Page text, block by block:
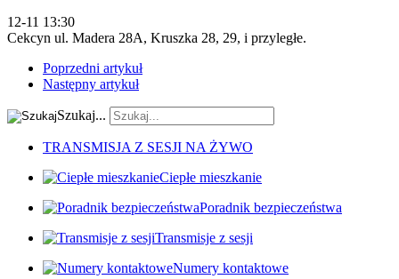
12-11 13:30
Cekcyn ul. Madera 28A, Kruszka 28, 29, i przyległe.
Poprzedni artykuł
Następny artykuł
Szukaj...
TRANSMISJA Z SESJI NA ŻYWO
Ciepłe mieszkanie
Poradnik bezpieczeństwa
Transmisje z sesji
Numery kontaktowe